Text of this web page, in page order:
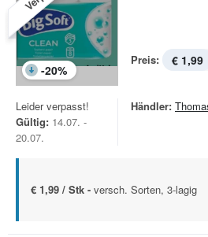
-20%
Preis: € 1,99
Leider verpasst!
Gültig: 14.07. -
20.07.
Händler:
€ 1,99 / Stk - versch. Sorten, 3-lagig